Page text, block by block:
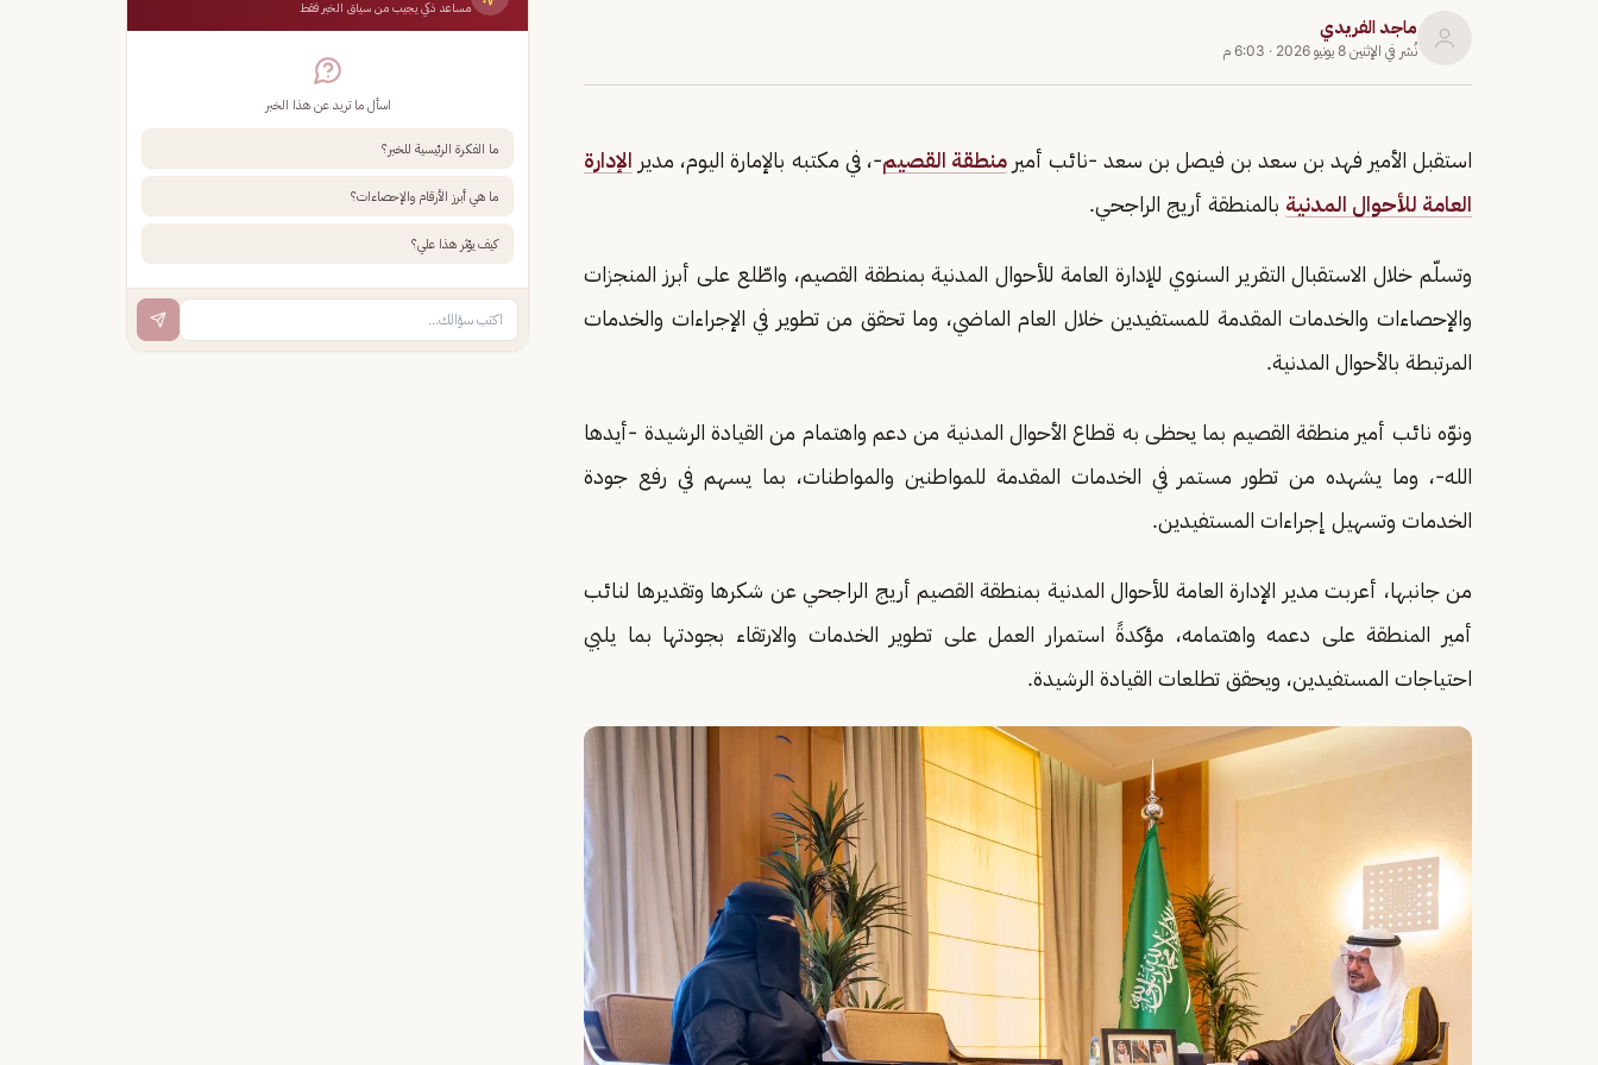
ماجد الفريدي
نُشر في الإثنين 8 يونيو 2026 · 6:03 م
استقبل الأمير فهد بن سعد بن فيصل بن سعد -نائب أميرمنطقة القصيم-، في مكتبه بالإمارة اليوم، مدير الإدارة
العامة للأحوال المدنية بالمنطقة أريج الراجحي.
وتسلّم خلال الاستقبال التقرير السنوي للإدارة العامة للأحوال المدنية بمنطقة القصيم، واطّلع على أبرز المنجزات
والإحصاءات والخدمات المقدمة للمستفيدين خلال العام الماضي، وما تحقق من تطوير في الإجراءات والخدمات
المرتبطة بالأحوال المدنية.
ونوّه نائب أمير منطقة القصيم بما يحظى به قطاع الأحوال المدنية من دعم واهتمام من القيادة الرشيدة -أيدها
الله-، وما يشهده من تطور مستمر في الخدمات المقدمة للمواطنين والمواطنات، بما يسهم في رفع جودة
الخدمات وتسهيل إجراءات المستفيدين.
من جانبها، أعربت مدير الإدارة العامة للأحوال المدنية بمنطقة القصيم أريج الراجحي عن شكرها وتقديرها لنائب
أمير المنطقة على دعمه واهتمامه، مؤكدةً استمرار العمل على تطوير الخدمات والارتقاء بجودتها بما يلبي
احتياجات المستفيدين، ويحقق تطلعات القيادة الرشيدة.
مساعد ذكي يجيب من سياق الخبر فقط
اسأل ما تريد عن هذا الخبر
ما الفكرة الرئيسية للخبر؟
ما هي أبرز الأرقام والإحصاءات؟
كيف يؤثر هذا علي؟